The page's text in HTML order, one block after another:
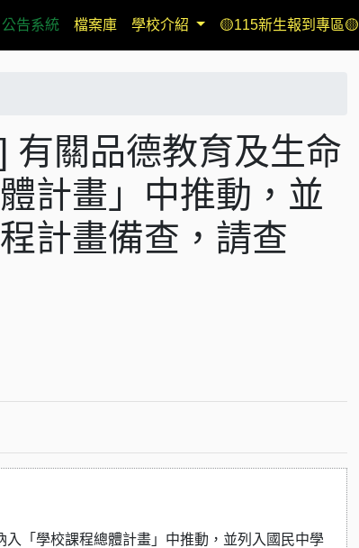
公告系統 檔案庫 學校介紹 🟡115新生報到專區🟡
有關品德教育及⽣命
計畫」中推動，並
計畫備查，請查
「學校課程總體計畫」中推動，並列入國⺠中學